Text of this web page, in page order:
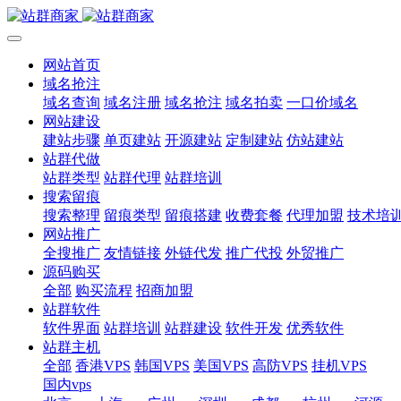
网站首页
域名抢注
域名查询 域名注册 域名抢注 域名拍卖 一口价域名
网站建设
建站步骤 单页建站 开源建站 定制建站 仿站建站
站群代做
站群类型 站群代理 站群培训
搜索留痕
搜索整理 留痕类型 留痕搭建 收费套餐 代理加盟 技术培
网站推广
全搜推广 友情链接 外链代发 推广代投 外贸推广
源码购买
全部 购买流程 招商加盟
站群软件
软件界面 站群培训 站群建设 软件开发 优秀软件
站群主机
全部 香港VPS 韩国VPS 美国VPS 高防VPS 挂机VPS
国内vps